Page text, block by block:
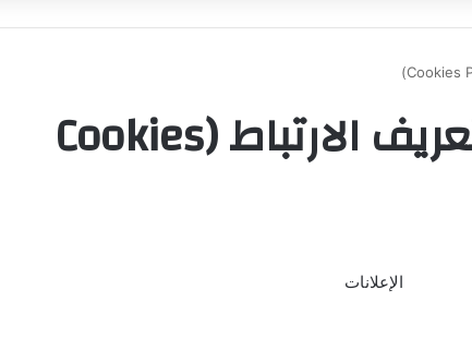
سياسة ملفات تعريف الارتباط (Cookies
الإعلانات